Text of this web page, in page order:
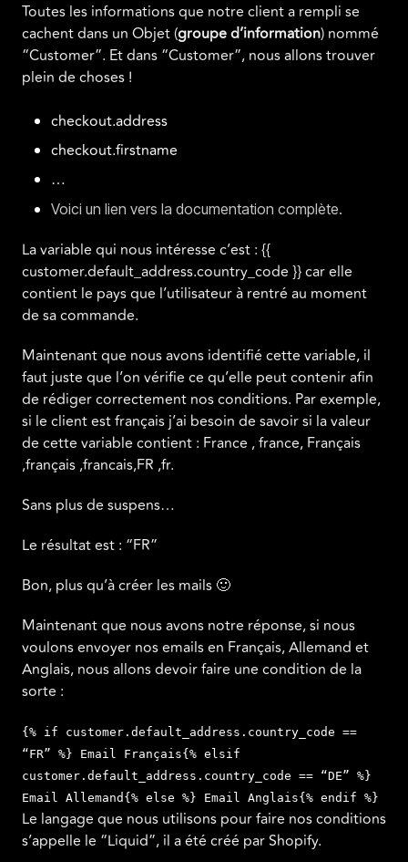
Toutes les informations que notre client a rempli se
cachent dans un Objet (groupe d’information) nommé
“Customer”. Et dans “Customer”, nous allons trouver
plein de choses !
checkout.address
checkout.firstname
…
Voici un lien vers la documentation complète.
La variable qui nous intéresse c’est : {{
customer.default_address.country_code }} car elle
contient le pays que l’utilisateur à rentré au moment
de sa commande.
Maintenant que nous avons identifié cette variable, il
faut juste que l’on vérifie ce qu’elle peut contenir afin
de rédiger correctement nos conditions. Par exemple,
si le client est français j’ai besoin de savoir si la valeur
de cette variable contient : France , france, Français
,français ,francais,FR ,fr.
Sans plus de suspens…
Le résultat est : “FR”
Bon, plus qu’à créer les mails 🙂
Maintenant que nous avons notre réponse, si nous
voulons envoyer nos emails en Français, Allemand et
Anglais, nous allons devoir faire une condition de la
sorte :
{% if customer.default_address.country_code ==
“FR” %} Email Français{% elsif
customer.default_address.country_code == “DE” %}
Email Allemand{% else %} Email Anglais{% endif %}
Le langage que nous utilisons pour faire nos conditions
s’appelle le “Liquid”, il a été créé par Shopify.